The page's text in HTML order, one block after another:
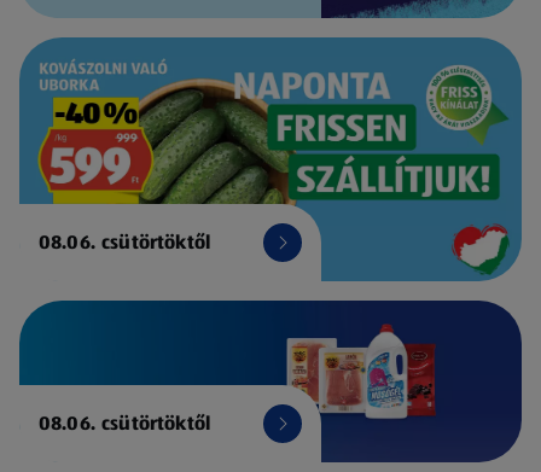
08.06. csütörtöktől
08.06. csütörtöktől